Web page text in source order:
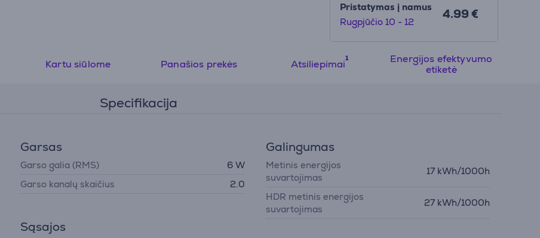
Pristatymas į namus
Rugpjūčio 10 - 12
4.99 €
Kartu siūlome Panašios prekės Atsiliepimai
Energijos efektyvumo
etiketė
Specifikacija
Garsas
Garso galia (RMS)
6 W
Garso kanalų skaičius
2.0
Sąsajos
Galingumas
Metinis energijos
suvartojimas
17 kWh/1000h
HDR metinis energijos
suvartojimas
27 kWh/1000h